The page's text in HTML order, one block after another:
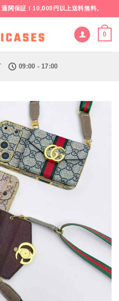
関保証！10,000円以上送料無料。
0
09:00 - 17:00